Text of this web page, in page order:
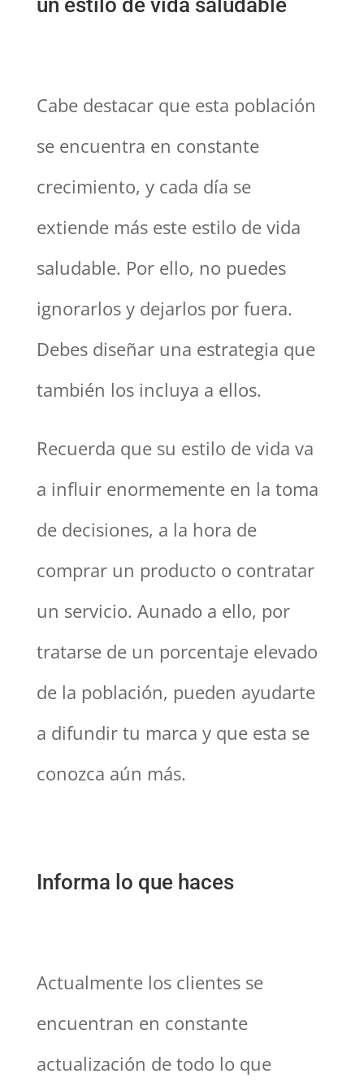
un estilo de vida saludable
Cabe destacar que esta población
se encuentra en constante
crecimiento, y cada día se
extiende más este estilo de vida
saludable. Por ello, no puedes
ignorarlos y dejarlos por fuera.
Debes diseñar una estrategia que
también los incluya a ellos.
Recuerda que su estilo de vida va
a influir enormemente en la toma
de decisiones, a la hora de
comprar un producto o contratar
un servicio. Aunado a ello, por
tratarse de un porcentaje elevado
de la población, pueden ayudarte
a difundir tu marca y que esta se
conozca aún más.
Informa lo que haces
Actualmente los clientes se
encuentran en constante
actualización de todo lo que